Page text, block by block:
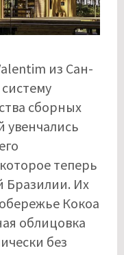
из Сан-
сборных
увенчались
теперь
Бразилии. Их
Кокоа
облицовка
без